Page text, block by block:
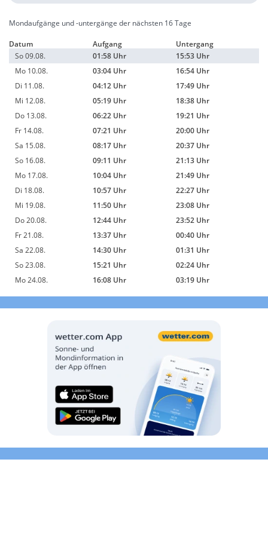
Mondaufgänge und -untergänge der nächsten 16 Tage
Datum Aufgang
Untergang
So 09.08.
01:58 Uhr
15:53 Uhr
Mo 10.08.
03:04 Uhr
16:54 Uhr
Di 11.08.
04:12 Uhr
17:49 Uhr
Mi 12.08.
05:19 Uhr
18:38 Uhr
Do 13.08.
06:22 Uhr
19:21 Uhr
Fr 14.08.
07:21 Uhr
20:00 Uhr
Sa 15.08.
08:17 Uhr
20:37 Uhr
So 16.08.
09:11 Uhr
21:13 Uhr
Mo 17.08.
10:04 Uhr
21:49 Uhr
Di 18.08.
10:57 Uhr
22:27 Uhr
Mi 19.08.
11:50 Uhr
23:08 Uhr
Do 20.08.
12:44 Uhr
23:52 Uhr
Fr 21.08.
13:37 Uhr
00:40 Uhr
Sa 22.08.
14:30 Uhr
01:31 Uhr
So 23.08.
15:21 Uhr
02:24 Uhr
Mo 24.08.
16:08 Uhr 03:19 Uhr